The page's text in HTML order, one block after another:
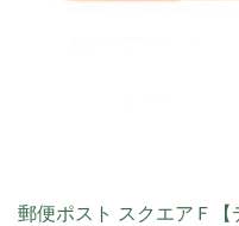
郵便ポスト スクエアＦ【